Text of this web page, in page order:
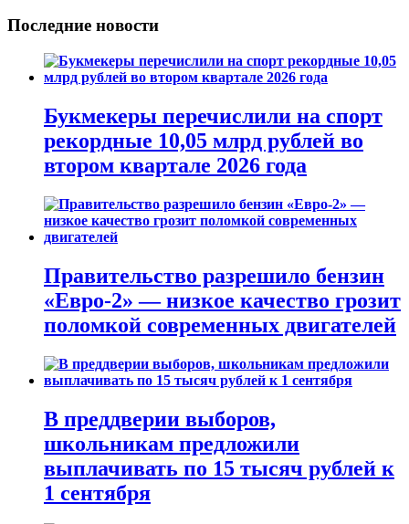
Последние новости
Букмекеры перечислили на спорт
рекордные 10,05 млрд рублей во
втором квартале 2026 года
Правительство разрешило бензин
«Евро-2» — низкое качество грозит
поломкой современных двигателей
В преддверии выборов,
школьникам предложили
выплачивать по 15 тысяч рублей к
1 сентября